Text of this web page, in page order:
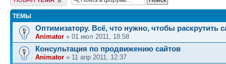
ТЕМЫ
Оптимизатору. Всё, что нужно, чтобы раскрутить
Animator » 01 июл 2011, 18:58
Консультация по продвижению сайтов
Animator » 11 апр 2011, 12:37